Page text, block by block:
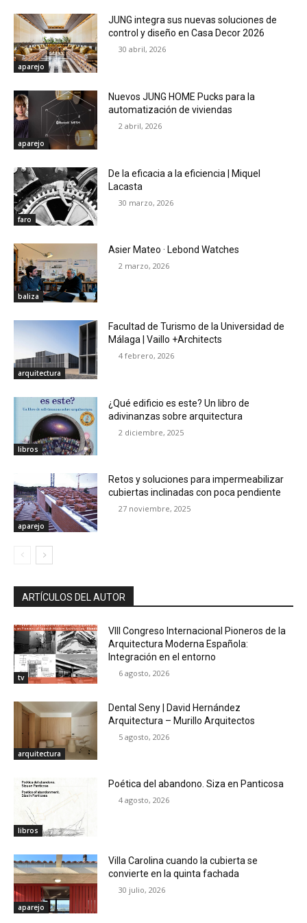
aparejo
JUNG integra sus nuevas soluciones de
control y diseño en Casa Decor 2026
30 abril, 2026
aparejo
Nuevos JUNG HOME Pucks para la
automatización de viviendas
2 abril, 2026
faro
De la eficacia a la eficiencia | Miquel
Lacasta
30 marzo, 2026
baliza
Asier Mateo · Lebond Watches
2 marzo, 2026
arquitectura
Facultad de Turismo de la Universidad de
Málaga | Vaillo +Architects
4 febrero, 2026
libros
¿Qué edificio es este? Un libro de
adivinanzas sobre arquitectura
2 diciembre, 2025
aparejo
Retos y soluciones para impermeabilizar
cubiertas inclinadas con poca pendiente
27 noviembre, 2025
ARTÍCULOS DEL AUTOR
tv
VIII Congreso Internacional Pioneros de la
Arquitectura Moderna Española:
Integración en el entorno
6 agosto, 2026
arquitectura
Dental Seny | David Hernández
Arquitectura – Murillo Arquitectos
5 agosto, 2026
libros
Poética del abandono. Siza en Panticosa
4 agosto, 2026
aparejo
Villa Carolina cuando la cubierta se
convierte en la quinta fachada
30 julio, 2026